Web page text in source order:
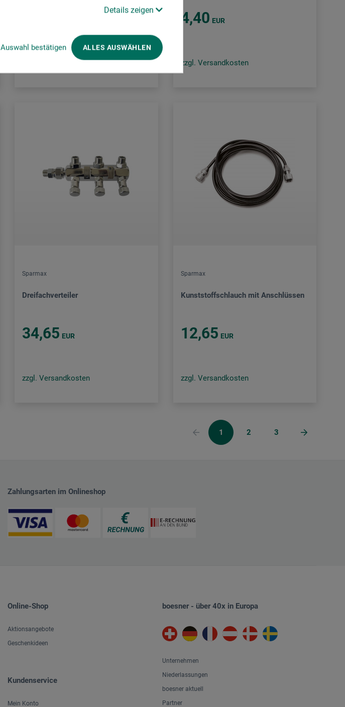
Details zeigen
Auswahl bestätigen ALLES AUSWÄHLEN
zzgl. Versandkosten
4,40 EUR
zzgl. Versandkosten
Sparmax
Dreifachverteiler
34,65 EUR
zzgl. Versandkosten
Sparmax
Kunststoffschlauch mit Anschlüssen
12,65 EUR
zzgl. Versandkosten
1 2 3
Zahlungsarten im Onlineshop
Online-Shop
Aktionsangebote
Geschenkideen
Kundenservice
Mein Konto
boesner - über 40x in Europa
Unternehmen
Niederlassungen
boesner aktuell
Partner